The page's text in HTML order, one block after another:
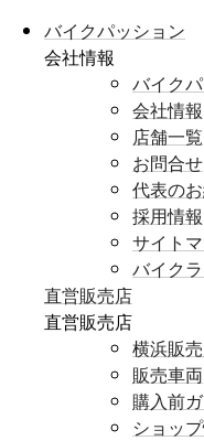
バイクパッション
会社情報
バイク
会社情報
店舗一覧
お問合せ
代表の
採用情報
サイト
バイク
直営販売店
直営販売店
横浜販
販売車両
購入前
ショッ